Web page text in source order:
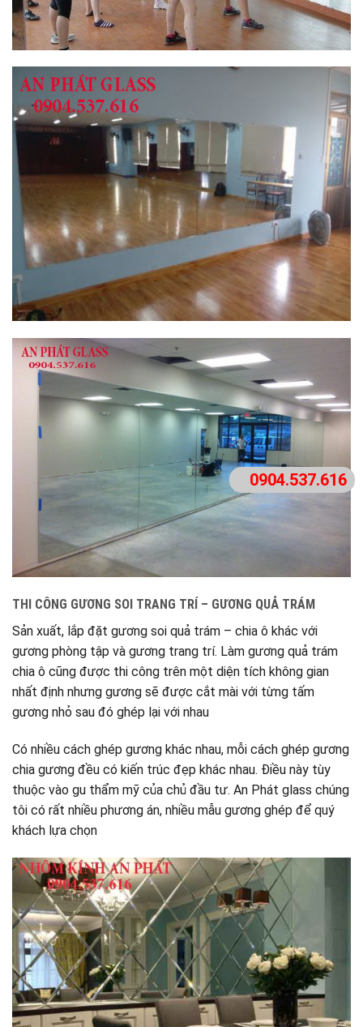
THI CÔNG GƯƠNG SOI TRANG TRÍ – GƯƠNG QUẢ TRÁM
Sản xuất, lắp đặt gương soi quả trám – chia ô khác với
gương phòng tập và gương trang trí. Làm gương quả trám
chia ô cũng được thi công trên một diện tích không gian
nhất định nhưng gương sẽ được cắt mài với từng tấm
gương nhỏ sau đó ghép lại với nhau
Có nhiều cách ghép gương khác nhau, mỗi cách ghép gương
chia gương đều có kiến trúc đẹp khác nhau. Điều này tùy
thuộc vào gu thẩm mỹ của chủ đầu tư. An Phát glass chúng
tôi có rất nhiều phương án, nhiều mẫu gương ghép để quý
khách lựa chọn
0904.537.616